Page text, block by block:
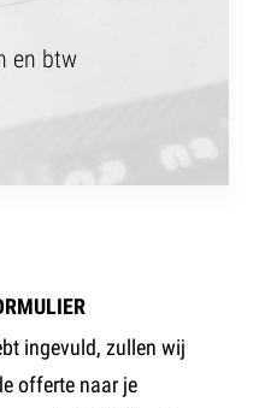
en btw
ingevuld, zullen wij
offerte naar je